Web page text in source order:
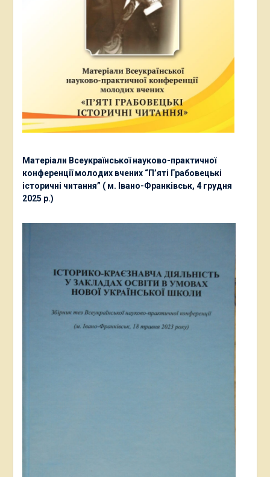
Матеріали Всеукраїнської науково-практичної
конференції молодих вчених “П’яті Грабовецькі
історичні читання” ( м. Івано-Франківськ, 4 грудня
2025 р.)